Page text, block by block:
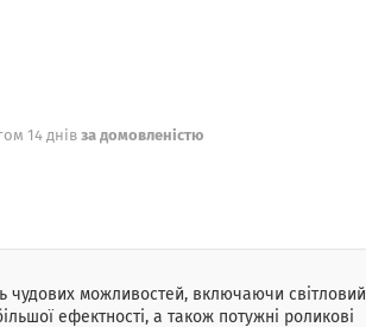
14 днів за домовленістю
чудових можливостей, включаючи світловий
ефектності, а також потужні роликові